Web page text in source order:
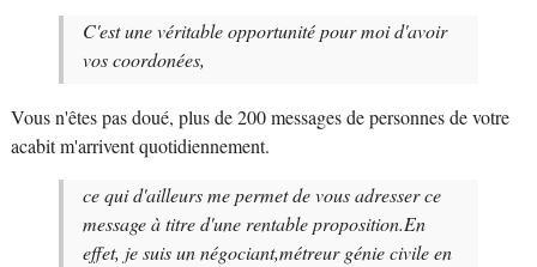
C'est une véritable opportunité pour moi d'avoir
vos coordonées,
Vous n'êtes pas doué, plus de 200 messages de personnes de votre
acabit m'arrivent quotidiennement.
ce qui d'ailleurs me permet de vous adresser ce
message à titre d'une rentable proposition.En
effet, je suis un négociant,métreur génie civile en